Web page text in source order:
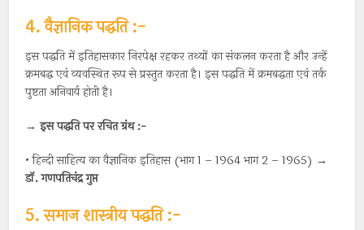
4. वैज्ञानिक पद्धति :-
इस पद्धति में इतिहासकार निरपेक्ष रहकर तथ्यों का संकलन करता है और उन्हें
क्रमबद्ध एवं व्यवस्थित रूप से प्रस्तुत करता है। इस पद्धति में क्रमबद्धता एवं तर्क
पुष्टता अनिवार्य होती है।
→ इस पद्धति पर रचित ग्रंथ :-
• हिन्दी साहित्य का वैज्ञानिक इतिहास (भाग 1 – 1964 भाग 2 – 1965) →
डॉ.गणपतिचंद्रगुप्त
5. समाज शास्त्रीय पद्धति :-